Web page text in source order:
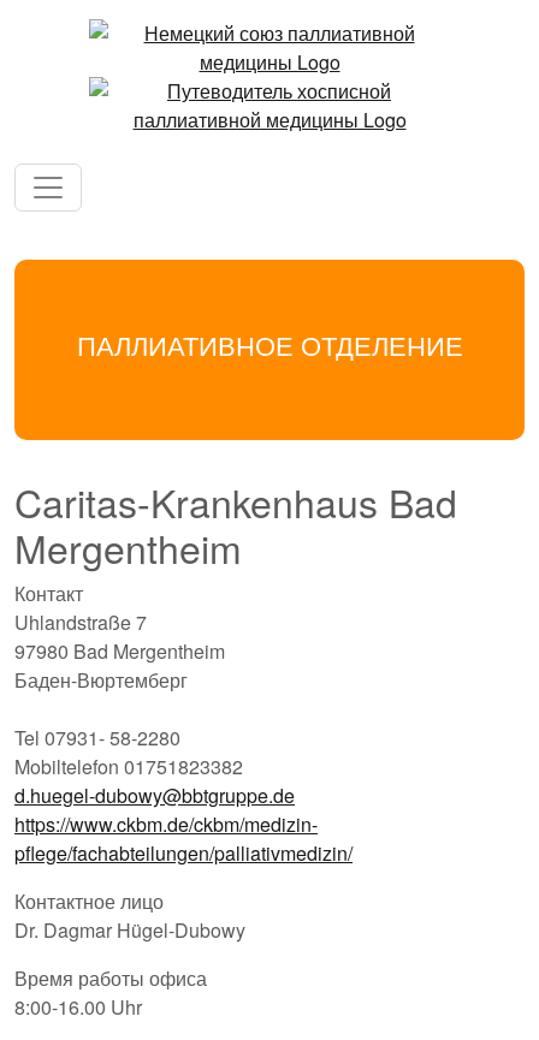
ПАЛЛИАТИВНОЕ ОТДЕЛЕНИЕ
Caritas-Krankenhaus Bad
Mergentheim
Контакт
Uhlandstraße 7
97980 Bad Mergentheim
Баден-Вюртемберг
Tel 07931- 58-2280
Mobiltelefon 01751823382
d.huegel-dubowy@bbtgruppe.de
https://www.ckbm.de/ckbm/medizin-
pflege/fachabteilungen/palliativmedizin/
Контактное лицо
Dr. Dagmar Hügel-Dubowy
Время работы офиса
8:00-16.00 Uhr